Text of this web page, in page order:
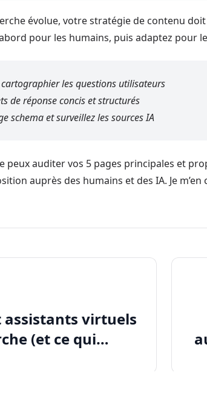
évolue, votre stratégie de contenu
pour les humains, puis adaptez pour
les questions utilisateurs
de réponse concis et structurés
schema et surveillez les sources IA
peux auditer vos 5 pages principales et
auprès des humains et des IA. Je m’en
assistants virtuels
(et ce qui